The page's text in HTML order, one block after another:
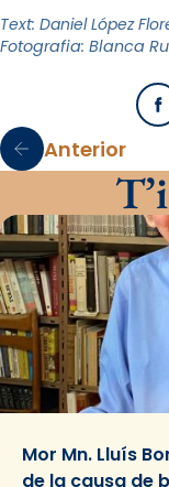
Text: Daniel López
Fotografia: Blanca
Anterior
Mor Mn. Lluís
de la causa de